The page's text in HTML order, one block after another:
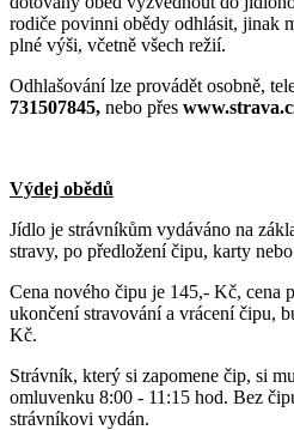
rodiče povinni obědy odhlásit, jinak
plné výši, včetně všech režií.
Odhlašování lze provádět osobně,
731507845, nebo přes
Výdej obědů
Jídlo je strávníkům vydáváno na
stravy, po předložení čipu, karty
Cena nového čipu je 145,- Kč, cena
ukončení stravování a vrácení čipu,
Kč.
Strávník, který si zapomene čip, si
omluvenku 8:00 - 11:15 hod. Bez
strávníkovi vydán.